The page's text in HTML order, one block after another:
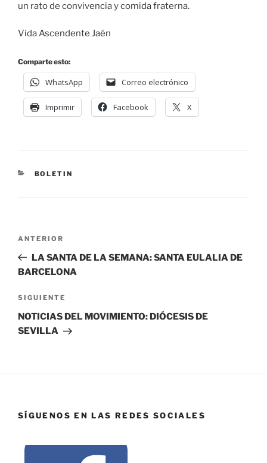
un rato de convivencia y comida fraterna.
Vida Ascendente Jaén
Comparte esto:
WhatsApp Correo electrónico
Imprimir Facebook X
BOLETIN
ANTERIOR
LA SANTA DE LA SEMANA: SANTA EULALIA DE
BARCELONA
SIGUIENTE
NOTICIAS DEL MOVIMIENTO: DIÓCESIS DE
SEVILLA
SÍGUENOS EN LAS REDES SOCIALES